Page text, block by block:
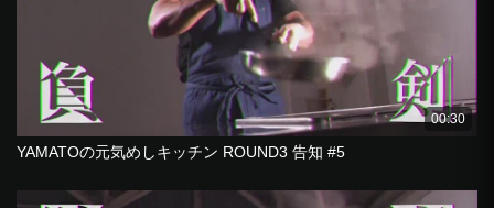
00:30
YAMATOの元気めしキッチン ROUND3 告知 #5